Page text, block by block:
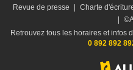
Revue de presse
| Charte
|
Retrouvez tous les horaires et infos
0 892 892